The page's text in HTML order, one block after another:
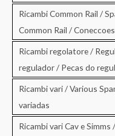
Ricambi Common Rail /
Common Rail /
Ricambi regolatore /
regulador / Pecas do
Ricambi vari / Various
variadas
Ricambi vari Cav e